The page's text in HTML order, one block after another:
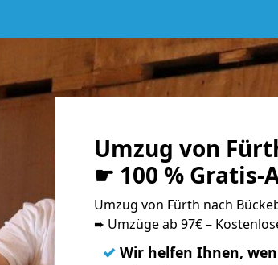
Umzug von
☛ 100 % Gratis-
Umzug von Fürth nach
➨ Umzüge ab 97€ –
✓ Wir helfen Ihnen,